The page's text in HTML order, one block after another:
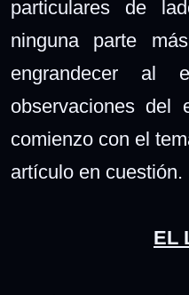
particulares de
ninguna parte
engrandecer al
observaciones del
comienzo con el
artículo en cuestión.
EL